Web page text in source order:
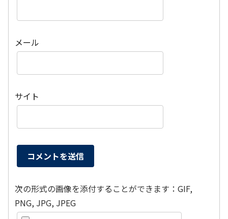
メール
サイト
次の形式の画像を添付することができます：GIF,
PNG, JPG, JPEG